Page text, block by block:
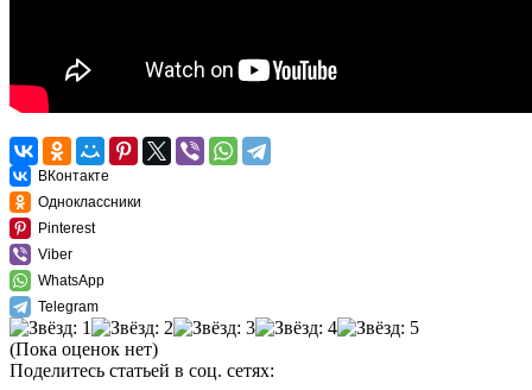
ВКонтакте
Одноклассники
Pinterest
Viber
WhatsApp
Telegram
(Пока оценок нет)
Поделитесь статьей в соц. сетях: